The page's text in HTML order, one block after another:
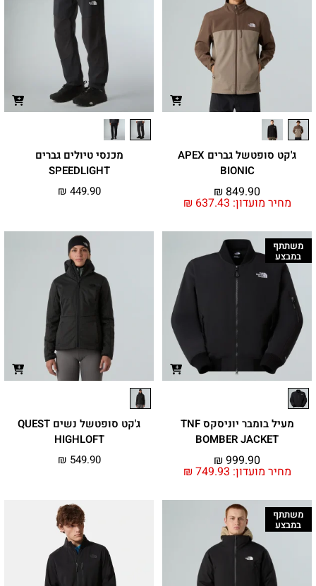
ג'קט סופטשל גברים APEX
BIONIC
מחיר מועדון: ₪ 637.43
₪ 849.90
מכנסי טיולים גברים
SPEEDLIGHT
₪ 449.90
משתתף
במבצע
מעיל בומבר יוניסקס TNF
BOMBER JACKET
מחיר מועדון: ₪ 749.93
₪ 999.90
ג'קט סופטשל נשים QUEST
HIGHLOFT
₪ 549.90
משתתף
במבצע